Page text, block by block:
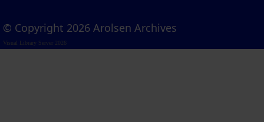
© Copyright 2026 Arolsen Archives
Visual Library Server 2026